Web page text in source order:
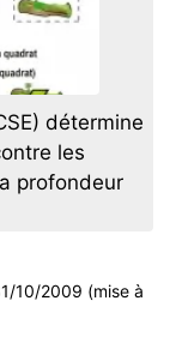
détermine
les
profondeur
10/2009 (mise à